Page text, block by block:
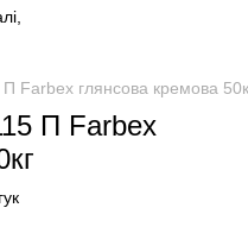
Farbex глянсова кремова
П Farbex